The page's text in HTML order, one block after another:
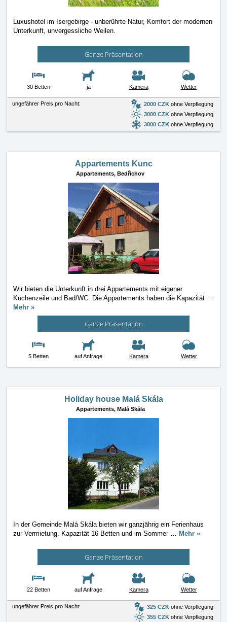
Luxushotel im Isergebirge - unberührte Natur, Komfort der modernen
Unterkunft, unvergessliche Weilen.
Ganze Präsentation
30 Betten ja Kamera Wetter
ungefährer Preis pro Nacht: 2000 CZK ohne Verpflegung
3000 CZK ohne Verpflegung
3000 CZK ohne Verpflegung
Appartements Kunc
Appartements, Bedřichov
Wir bieten die Unterkunft in drei Appartements mit eigener
Küchenzeile und Bad/WC. Die Appartements haben die Kapazität …
Mehr »
Ganze Präsentation
5 Betten auf Anfrage Kamera Wetter
Holiday house Malá Skála
Appartements, Malá Skála
In der Gemeinde Malá Skála bieten wir ganzjährig ein Ferienhaus
zur Vermietung. Kapazität 16 Betten und im Sommer … Mehr »
Ganze Präsentation
22 Betten auf Anfrage Kamera Wetter
ungefährer Preis pro Nacht: 325 CZK ohne Verpflegung
355 CZK ohne Verpflegung